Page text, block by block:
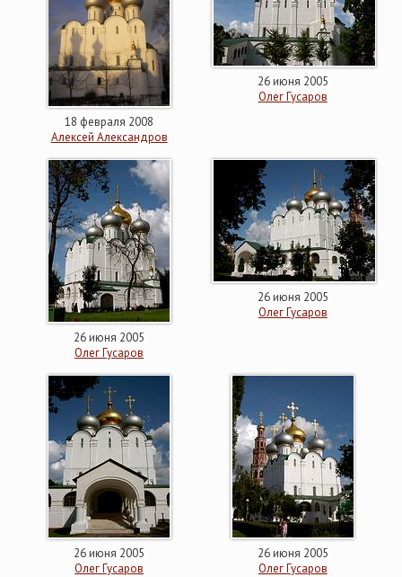
18 февраля 2008
Алексей Александров
26 июня 2005
Олег Гусаров
26 июня 2005
Олег Гусаров
26 июня 2005
Олег Гусаров
26 июня 2005
Олег Гусаров
26 июня 2005
Олег Гусаров